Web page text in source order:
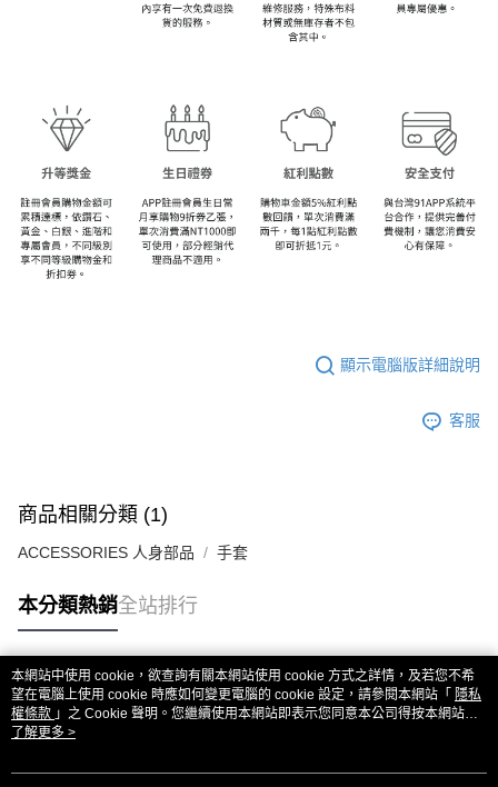
顯示電腦版詳細說明
客服
商品相關分類 (1)
ACCESSORIES 人身部品 手套
本分類熱銷全站排行
熱門標籤
本網站中使用 cookie，欲查詢有關本網站使用 cookie 方式之詳情，及若您不希
望在電腦上使用 cookie 時應如何變更電腦的 cookie 設定，請參閱本網站「 隱私
權條款 」之 Cookie 聲明。您繼續使用本網站即表示您同意本公司得按本網站使
用條款之 Cookie 聲明使用 cookie。
了解更多 >